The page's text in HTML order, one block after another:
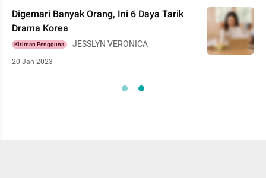
Digemari Banyak Orang, Ini 6 Daya Tarik
Drama Korea
Kiriman Pengguna JESSLYN VERONICA
20 Jan 2023